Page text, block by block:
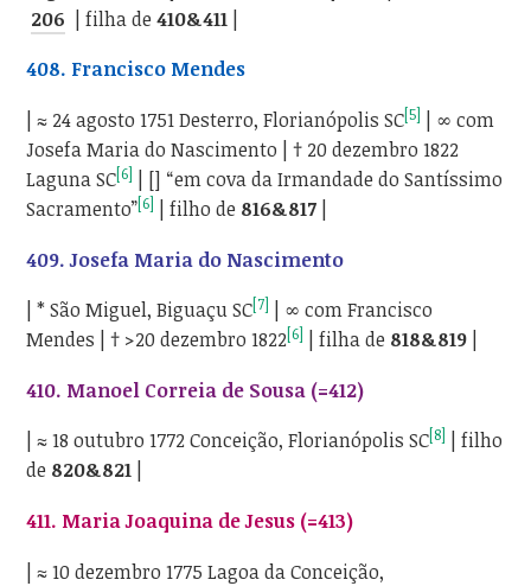
206
| filha de410&411
408. Francisco Mendes
| ≈ 24 agosto 1751 Desterro, Florianópolis SC[5]
| ∞ com
Josefa Maria do Nascimento | † 20 dezembro 1822
Laguna SC[6]
| [] “em cova da Irmandade do Santíssimo
Sacramento”[6] | filho de 816&817
409. Josefa Maria do Nascimento
| * São Miguel, Biguaçu SC[7]
| ∞ com Francisco
Mendes | † >20 dezembro 1822[6] | filha de 818&819
410. Manoel Correia de Sousa (=412)
| ≈ 18 outubro 1772 Conceição, Florianópolis SC[8]
| filho
de 820&821
411. Maria Joaquina de Jesus (=413)
| ≈ 10 dezembro 1775 Lagoa da Conceição,